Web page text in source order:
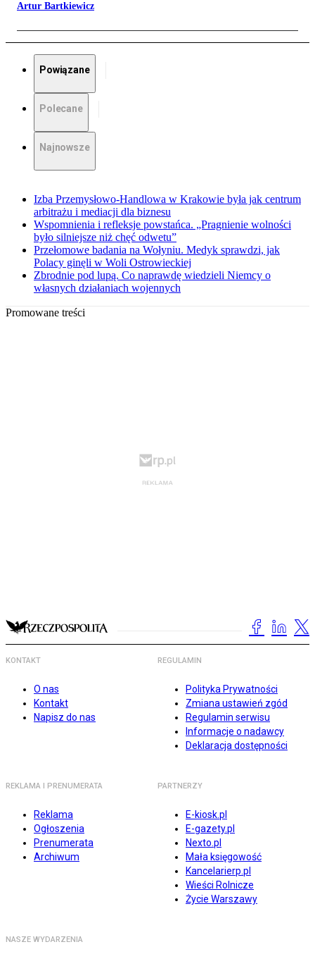
Artur Bartkiewicz
Powiązane
Polecane
Najnowsze
Izba Przemysłowo-Handlowa w Krakowie była jak centrum
arbitrażu i mediacji dla biznesu
Wspomnienia i refleksje powstańca. „Pragnienie wolności
było silniejsze niż chęć odwetu”
Przełomowe badania na Wołyniu. Medyk sprawdzi, jak
Polacy ginęli w Woli Ostrowieckiej
Zbrodnie pod lupą. Co naprawdę wiedzieli Niemcy o
własnych działaniach wojennych
Promowane treści
KONTAKT
O nas
Kontakt
Napisz do nas
REGULAMIN
Polityka Prywatności
Zmiana ustawień zgód
Regulamin serwisu
Informacje o nadawcy
Deklaracja dostępności
REKLAMA I PRENUMERATA
Reklama
Ogłoszenia
Prenumerata
Archiwum
PARTNERZY
E-kiosk.pl
E-gazety.pl
Nexto.pl
Mała księgowość
Kancelarierp.pl
Wieści Rolnicze
Życie Warszawy
NASZE WYDARZENIA